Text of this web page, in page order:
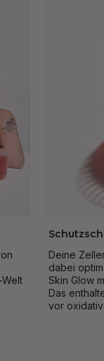
Deine
dabei
Skin Glow
Das
vor